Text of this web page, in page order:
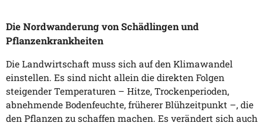
Die Nordwanderung von Schädlingen und
Pflanzenkrankheiten
Die Landwirtschaft muss sich auf den Klimawandel
einstellen. Es sind nicht allein die direkten Folgen
steigender Temperaturen – Hitze, Trockenperioden,
abnehmende Bodenfeuchte, früherer Blühzeitpunkt –, die
den Pflanzen zu schaffen machen. Es verändert sich auch